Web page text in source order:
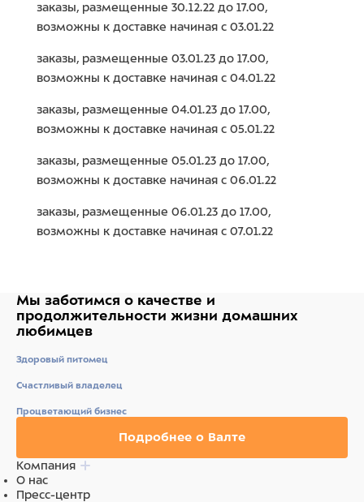
заказы, размещенные 30.12.22 до 17.00,
возможны к доставке начиная с 03.01.22
заказы, размещенные 03.01.23 до 17.00,
возможны к доставке начиная с 04.01.22
заказы, размещенные 04.01.23 до 17.00,
возможны к доставке начиная с 05.01.22
заказы, размещенные 05.01.23 до 17.00,
возможны к доставке начиная с 06.01.22
заказы, размещенные 06.01.23 до 17.00,
возможны к доставке начиная с 07.01.22
Мы заботимся о качестве и
продолжительности жизни домашних
любимцев
Здоровый питомец
Счастливый владелец
Процветающий бизнес
Подробнее о Валте
Компания
О нас
Пресс-центр